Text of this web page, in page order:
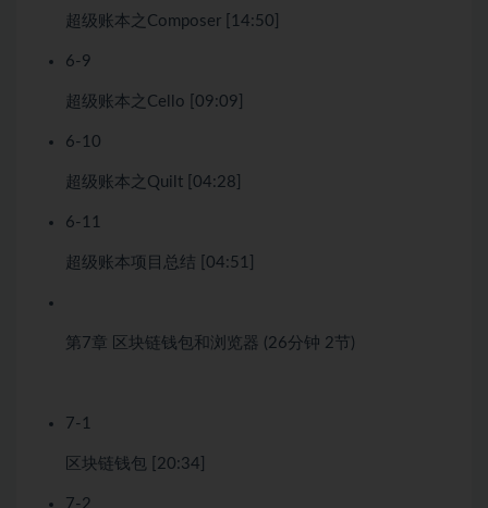
超级账本之Composer [14:50]
6-9
超级账本之Cello [09:09]
6-10
超级账本之Quilt [04:28]
6-11
超级账本项目总结 [04:51]
第7章 区块链钱包和浏览器 (26分钟 2节)
7-1
区块链钱包 [20:34]
7-2